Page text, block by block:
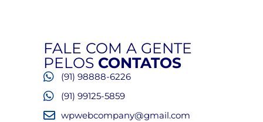
FALE COM A GENTE
PELOS CONTATOS
(91) 98888-6226
(91) 99125-5859
wpwebcompany@gmail.com